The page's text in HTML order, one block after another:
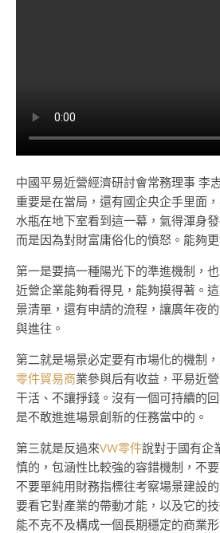
中國平易近營經濟研討會常務理事 李
重要是在當局，還有國企央企手里面
水瓶在地下室看到這一幕，氣得渾身
而是因為對財富庸俗化的憤怒。能夠
第一是要搞一種陽光下的準進機制，
近營企業能夠看得見，能夠摸得著。
景清單，還有申請的流程，讓廣年夜
與進往。
第二就是場景必定要有市場化的機制
零件貿易商業參與后有收益，平易近
干活、不讓掙錢。沒有一個可持續的
是不敢進進場景創新的任務當中的。
第三就是反過來VW零件說對于國有企
慎的，包涵性比較強的容錯機制，不
不要單純用財務指標往考察場景建設的
要看它對產業的帶動才能，以及它的
能不克不及構成一個長期穩定的商業形